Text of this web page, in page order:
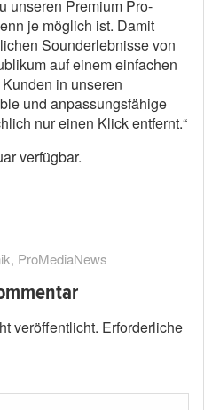
unseren Premium Pro-
je möglich ist. Damit
Sounderlebnisse von
auf einem einfachen
Kunden in unseren
und anpassungsfähige
nur einen Klick entfernt.“
verfügbar.
, ProMediaNews
veröffentlicht. Erforderliche